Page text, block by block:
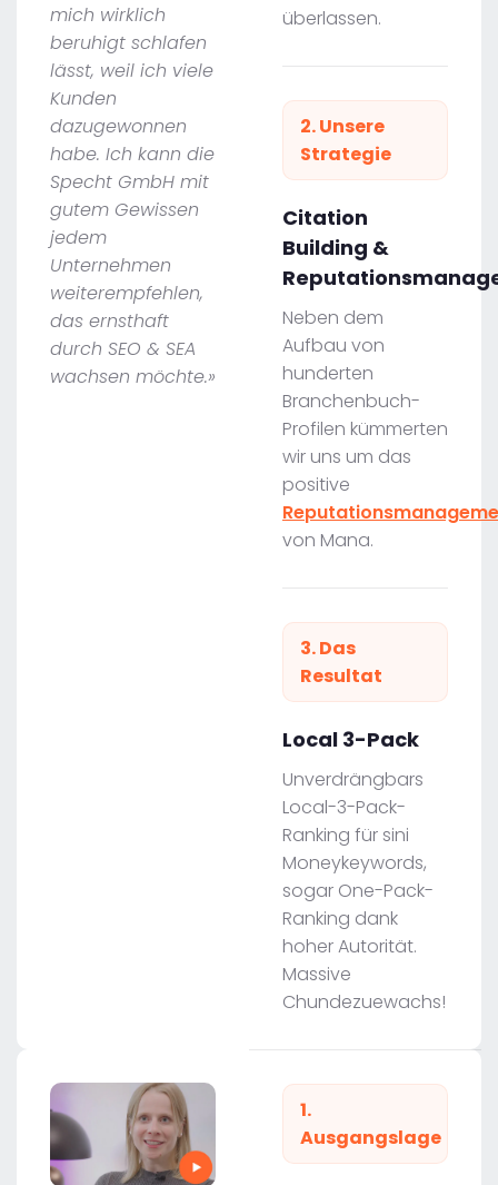
überlassen.
2. Unsere
Strategie
Citation
Building &
Neben dem
Aufbau von
hunderten
Branchenbuch-
Profilen kümmerten
wir uns um das
positive
von Mana.
3. Das
Resultat
Local 3-Pack
Unverdrängbars
Local-3-Pack-
Ranking für sini
Moneykeywords,
sogar One-Pack-
Ranking dank
hoher Autorität.
Massive
Chundezuewachs!
mich wirklich
beruhigt schlafen
lässt, weil ich viele
Kunden
dazugewonnen
habe. Ich kann die
Specht GmbH mit
gutem Gewissen
jedem
Unternehmen
weiterempfehlen,
das ernsthaft
durch SEO & SEA
wachsen möchte.»
1.
Ausgangslage